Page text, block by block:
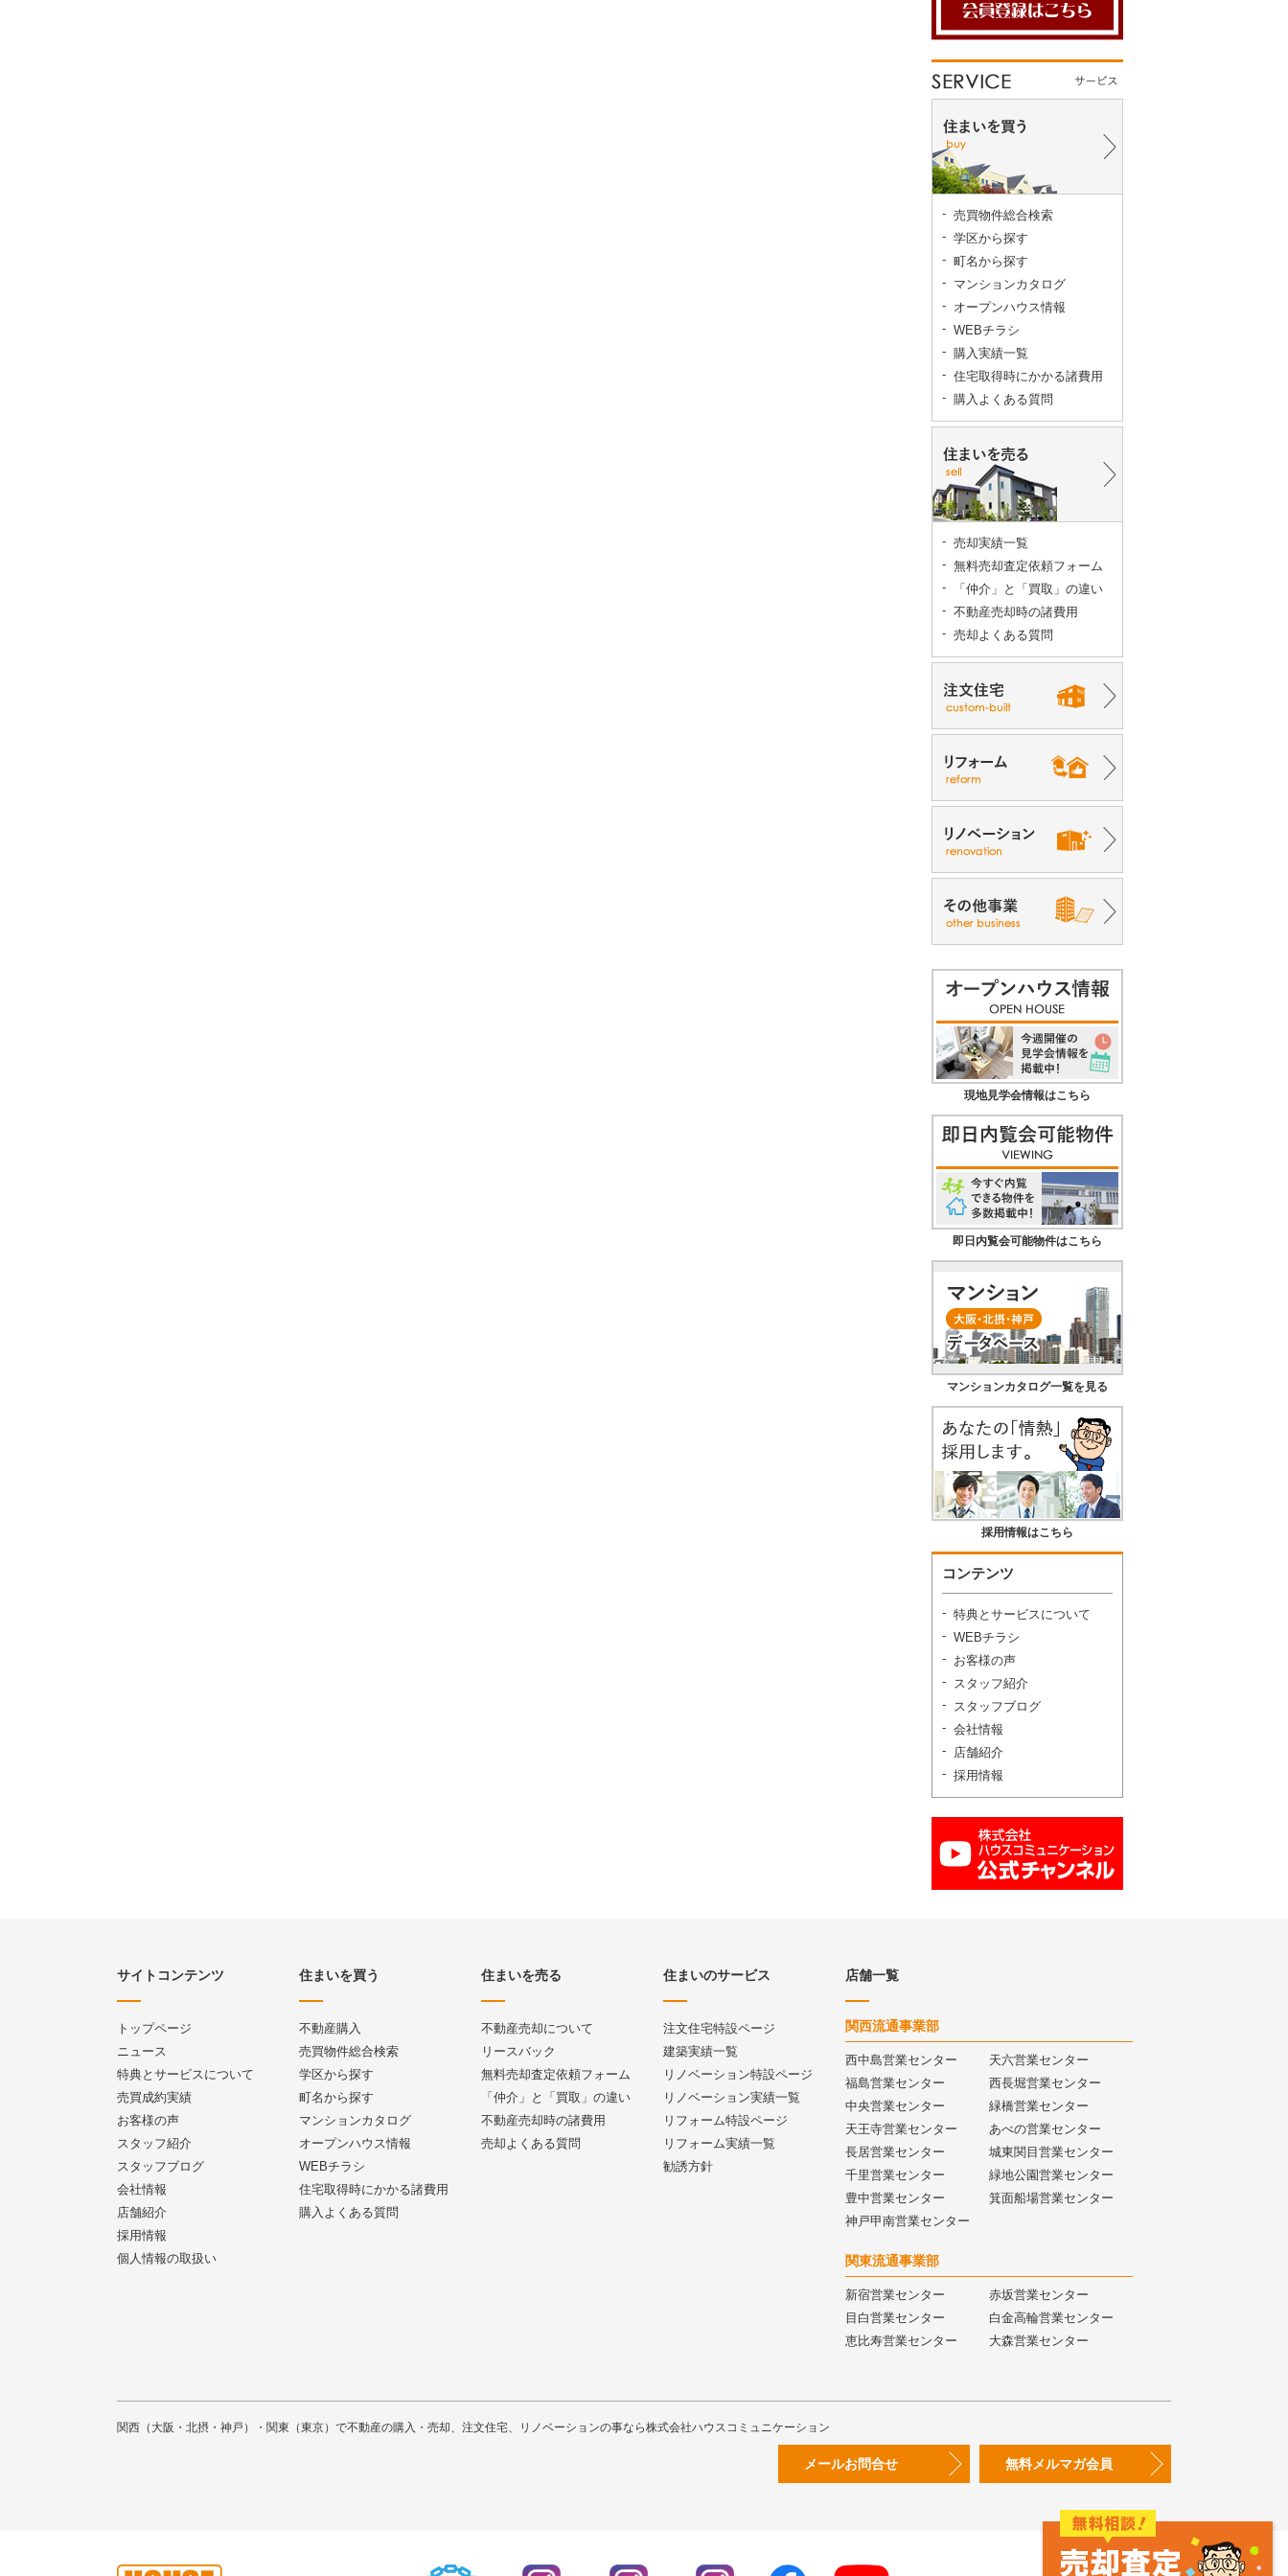
売買物件総合検索
学区から探す
町名から探す
マンションカタログ
オープンハウス情報
WEBチラシ
購入実績一覧
住宅取得時にかかる諸費用
購入よくある質問
売却実績一覧
無料売却査定依頼フォーム
「仲介」と「買取」の違い
不動産売却時の諸費用
売却よくある質問
現地見学会情報はこちら
即日内覧会可能物件はこちら
マンションカタログ一覧を見る
採用情報はこちら
コンテンツ
特典とサービスについて
WEBチラシ
お客様の声
スタッフ紹介
スタッフブログ
会社情報
店舗紹介
採用情報
サイトコンテンツ
トップページ
ニュース
特典とサービスについて
売買成約実績
お客様の声
スタッフ紹介
スタッフブログ
会社情報
店舗紹介
採用情報
個人情報の取扱い
住まいを買う
不動産購入
売買物件総合検索
学区から探す
町名から探す
マンションカタログ
オープンハウス情報
WEBチラシ
住宅取得時にかかる諸費用
購入よくある質問
住まいを売る
不動産売却について
リースバック
無料売却査定依頼フォーム
「仲介」と「買取」の違い
不動産売却時の諸費用
売却よくある質問
住まいのサービス
注文住宅特設ページ
建築実績一覧
リノベーション特設ページ
リノベーション実績一覧
リフォーム特設ページ
リフォーム実績一覧
勧誘方針
店舗一覧
関西流通事業部
西中島営業センター
天六営業センター
福島営業センター
西長堀営業センター
中央営業センター
緑橋営業センター
天王寺営業センター
あべの営業センター
長居営業センター
城東関目営業センター
千里営業センター
緑地公園営業センター
豊中営業センター
箕面船場営業センター
神戸甲南営業センター
関東流通事業部
新宿営業センター
赤坂営業センター
目白営業センター
白金高輪営業センター
恵比寿営業センター
大森営業センター
関西（大阪・北摂・神戸）・関東（東京）で不動産の購入・売却、注文住宅、リノベーションの事なら株式会社ハウスコミュニケーション
メールお問合せ 無料メルマガ会員